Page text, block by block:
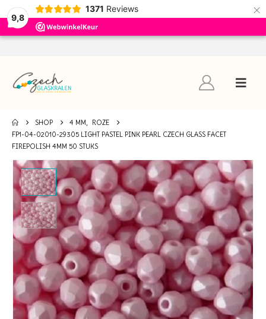
9,8
1371 Reviews ×
SHOP 4 MM, ROZE
FP1-04-02010-29305 LIGHT PASTEL PINK PEARL CZECH GLASS FACET
FIREPOLISH 4MM 50 STUKS